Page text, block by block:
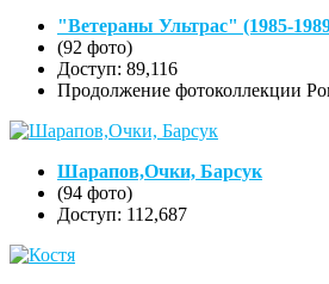
"Ветераны Ультрас" (1985-
(92 фото)
Доступ: 89,116
Продолжение фотоколлекции
Шарапов,Очки, Барсук
(94 фото)
Доступ: 112,687